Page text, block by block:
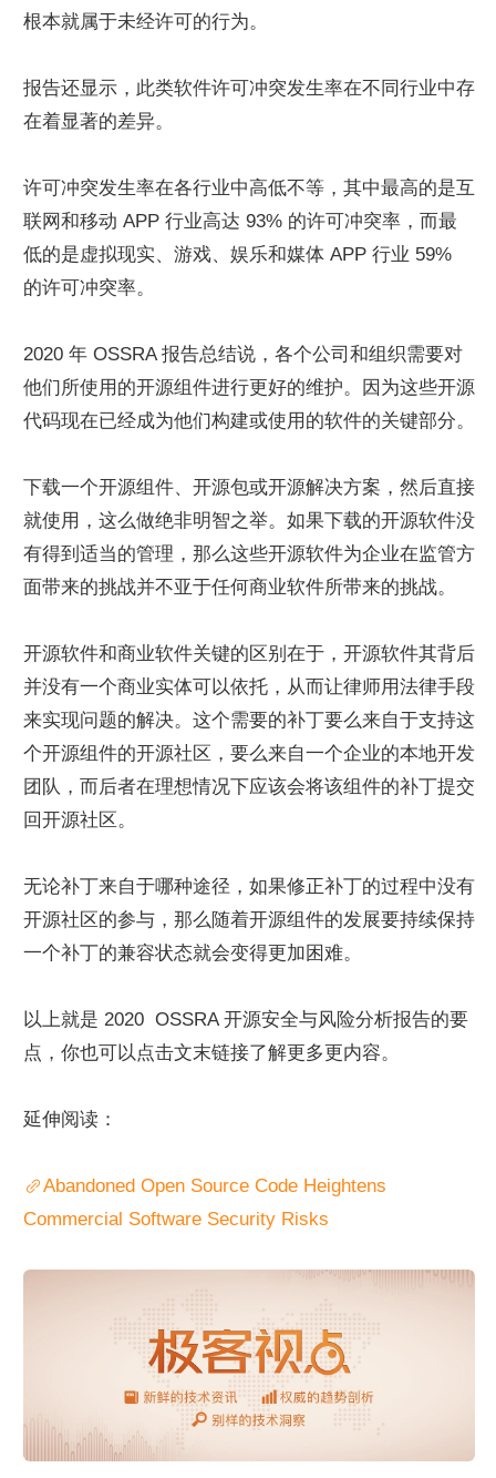
根本就属于未经许可的行为。
报告还显示，此类软件许可冲突发生率在不同行业中存
在着显著的差异。
许可冲突发生率在各行业中高低不等，其中最高的是互
联网和移动 APP 行业高达 93% 的许可冲突率，而最
低的是虚拟现实、游戏、娱乐和媒体 APP 行业 59%
的许可冲突率。
2020 年 OSSRA 报告总结说，各个公司和组织需要对
他们所使用的开源组件进行更好的维护。因为这些开源
代码现在已经成为他们构建或使用的软件的关键部分。
下载一个开源组件、开源包或开源解决方案，然后直接
就使用，这么做绝非明智之举。如果下载的开源软件没
有得到适当的管理，那么这些开源软件为企业在监管方
面带来的挑战并不亚于任何商业软件所带来的挑战。
开源软件和商业软件关键的区别在于，开源软件其背后
并没有一个商业实体可以依托，从而让律师用法律手段
来实现问题的解决。这个需要的补丁要么来自于支持这
个开源组件的开源社区，要么来自一个企业的本地开发
团队，而后者在理想情况下应该会将该组件的补丁提交
回开源社区。
无论补丁来自于哪种途径，如果修正补丁的过程中没有
开源社区的参与，那么随着开源组件的发展要持续保持
一个补丁的兼容状态就会变得更加困难。
以上就是 2020  OSSRA 开源安全与风险分析报告的要
点，你也可以点击文末链接了解更多更内容。
延伸阅读：
Abandoned Open Source Code Heightens
Commercial Software Security Risks